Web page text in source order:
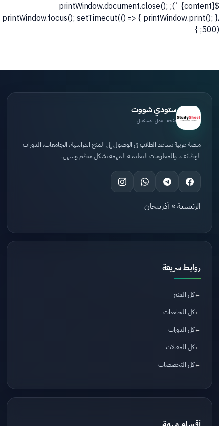
${content}
`); printWindow.document.close();
printWindow.focus(); setTimeout(() => { printWindow.print(); },
500); }
ستودي شووت
منحة | عمل | مستقبل
منصة عربية تساعد الطلاب في الوصول إلى المنح الدراسية، الجامعات، الدورات،
الوظائف، والمعلومات التعليمية المهمة بشكل منظم وسهل.
الرئيسية » أذربيجان
روابط سريعة
كل المنح
كل الجامعات
كل الدورات
كل المقالات
كل التخصصات